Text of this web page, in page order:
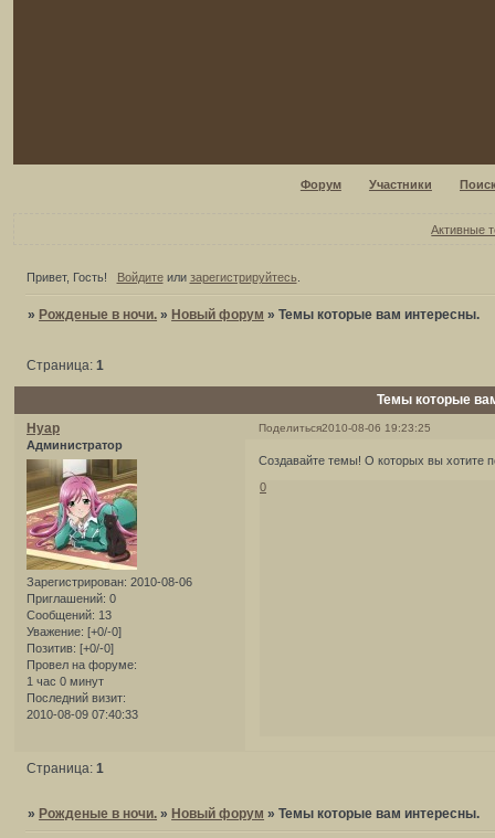
Форум Участники
Активные
Привет, Гость! Войдитеили зарегистрируйтесь.
» Рожденые в ночи. » Новый форум »Темы которые вам интересны.
Темы которые
Страница:1
Поделиться2010-08-06 19:23:25
Нуар
Администратор
Зарегистрирован: 2010-08-06
Приглашений: 0
Сообщений: 13
Уважение: [+0/-0]
Позитив: [+0/-0]
Провел на форуме:
1 час 0 минут
Последний визит:
2010-08-09 07:40:33
Создавайте темы! О которых вы хотите
0
Страница: 1
» Рожденые в ночи. » Новый форум »Темы которые вам интересны.